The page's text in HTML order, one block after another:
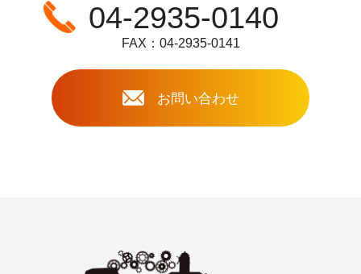
04-2935-0140
FAX：04-2935-0141
お問い合わせ